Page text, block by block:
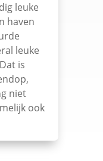
leuke
haven
leuke
is
niet
ook